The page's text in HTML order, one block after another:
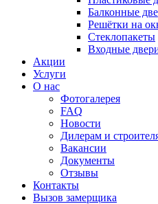
Балконные
Решётки на
Стеклопакеты
Входные
Акции
Услуги
О нас
Фотогалерея
FAQ
Новости
Дилерам и
Вакансии
Документы
Отзывы
Контакты
Вызов замерщика